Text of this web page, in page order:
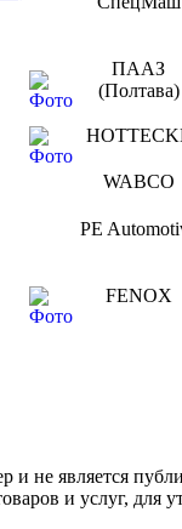
ПААЗ
(Полтава)
WABCO
PE
FENOX
не является
и услуг, для